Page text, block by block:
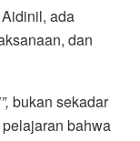
ada
dan
bukan sekadar
bahwa